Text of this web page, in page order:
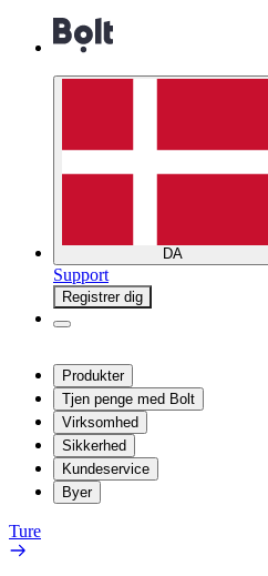
DA
Support
Registrer dig
Produkter
Tjen penge med Bolt
Virksomhed
Sikkerhed
Kundeservice
Byer
Ture